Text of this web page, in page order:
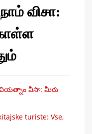
விசா:
వీసా: మీరు
turiste: Vse,